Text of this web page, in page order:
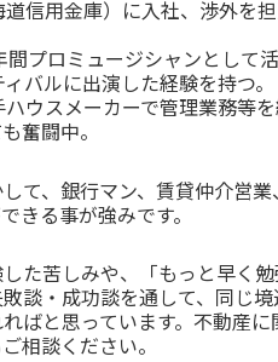
信用金庫）に入社、渉外を
プロミュージシャンとして
バルに出演した経験を持つ。
ウスメーカーで管理業務等
奮闘中。
て、銀行マン、賃貸仲介営
きる事が強みです。
た苦しみや、「もっと早く
談・成功談を通して、同じ
ばと思っています。不動産
相談ください。